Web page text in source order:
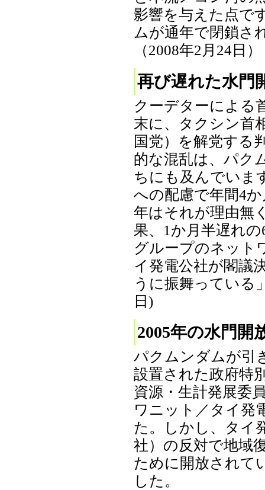
影響を与えた点で
ムが通年で閉鎖さ
（2008年2月24日）
再び遅れた水門
クーデターによる
末に、タクシン首
国党）を解党する
的な混乱は、パク
ちにも及んでいま
への配慮で年間4
年はそれが理由無
果、1か月半遅れ
グループのネット
イ発電公社が閣議
うに振舞っている
日)
2005年の水門開
パクムンダムが引
設置された政府特
資源・生計発展委
ワニット／タイ発
た。しかし、タイ
社）の反対で地域
ために開放されて
した。